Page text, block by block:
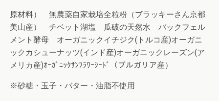
原材料） 無農薬自家栽培全粒粉（ブラッキーさん京都
美山産） チベット湖塩 瓜破の天然水 バックフェル
メント酵母 オーガニックイチジク(トルコ産)オーガニ
ックカシューナッツ(インド産)オーガニックレーズン(ア
メリカ産)ｵｰｶﾞﾆｯｸｻﾝﾌﾗﾜｰｼｰﾄﾞ（ブルガリア産）
※砂糖・玉子・バター・油脂不使用